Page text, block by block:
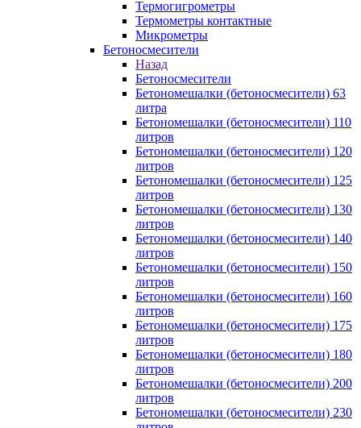
Термогигрометры
Термометры контактные
Микрометры
Бетоносмесители
Назад
Бетоносмесители
Бетономешалки (бетоносмесители) 63
литра
Бетономешалки (бетоносмесители) 110
литров
Бетономешалки (бетоносмесители) 120
литров
Бетономешалки (бетоносмесители) 125
литров
Бетономешалки (бетоносмесители) 130
литров
Бетономешалки (бетоносмесители) 140
литров
Бетономешалки (бетоносмесители) 150
литров
Бетономешалки (бетоносмесители) 160
литров
Бетономешалки (бетоносмесители) 175
литров
Бетономешалки (бетоносмесители) 180
литров
Бетономешалки (бетоносмесители) 200
литров
Бетономешалки (бетоносмесители) 230